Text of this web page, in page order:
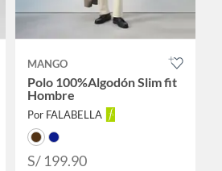
MANGO
Polo 100%Algodón Slim fit
Hombre
Por FALABELLA
S/ 199.90